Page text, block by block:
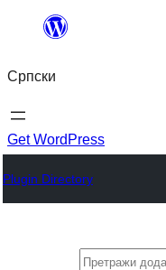
Скочи
садржај
Српски
Get WordPress
Plugin Directory
Претрага